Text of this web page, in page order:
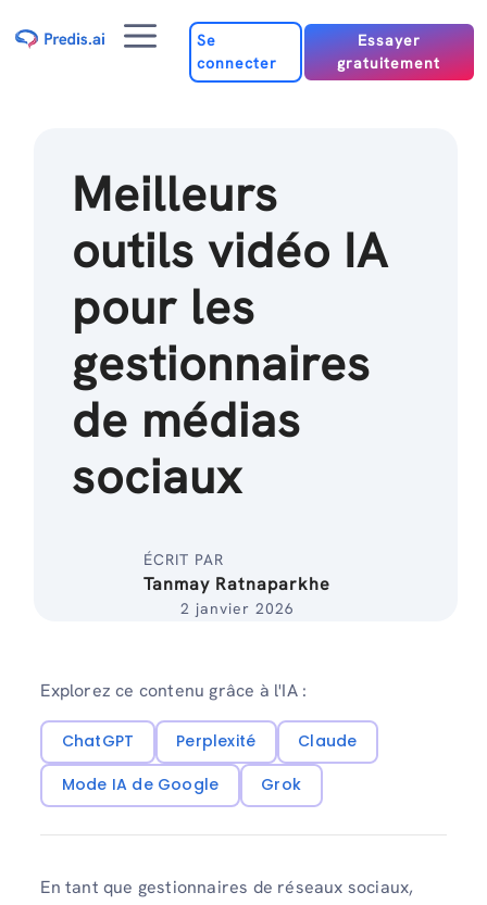
au
Menu
Se
connecter
Essayer
gratuitement
Meilleurs
outils vidéo IA
pour les
gestionnaires
de médias
sociaux
ÉCRIT PAR
Tanmay Ratnaparkhe
2 janvier 2026
Explorez ce contenu grâce à l'IA :
ChatGPT Perplexité
Claude
Mode IA de Google
Grok
En tant que gestionnaires de réseaux sociaux,